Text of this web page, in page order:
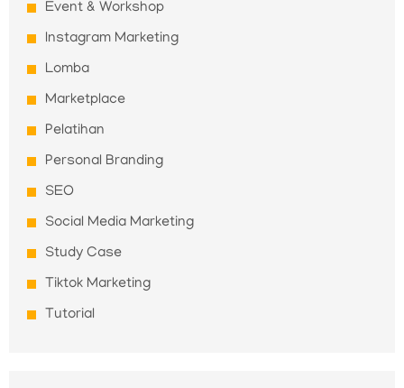
Event & Workshop
Instagram Marketing
Lomba
Marketplace
Pelatihan
Personal Branding
SEO
Social Media Marketing
Study Case
Tiktok Marketing
Tutorial